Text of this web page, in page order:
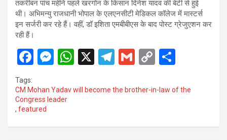
तकरीबन पांच महीने पहले खरगोन के किसान दिनेश यादव की बेटी से हुई
थी। अभिमन्यु राजधानी भोपाल के एलएनसीटी मेडिकल कॉलेज में मास्टर्स
इन सर्जरी कर रहे हैं। वहीं, डॉ इशिता एमबीबीएस के बाद पोस्ट ग्रेजुएशन कर
रही हैं।
F
ce
b
o
M
se
n
g
W
at
A
X
T
e
a
G
ail
C
py
n
ar
Tags:
CM Mohan Yadav will become the brother-in-law of the
Congress leader
, featured